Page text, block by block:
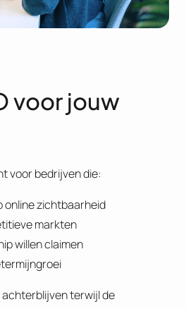
voor jouw
voor bedrijven die:
online zichtbaarheid
markten
willen claimen
terwijl de